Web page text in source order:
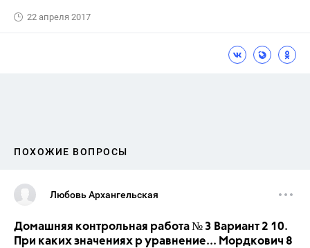
22 апреля 2017
ПОХОЖИЕ ВОПРОСЫ
Любовь Архангельская
Домашняя контрольная работа № 3 Вариант 2 10.
При каких значениях р уравнение... Мордкович 8